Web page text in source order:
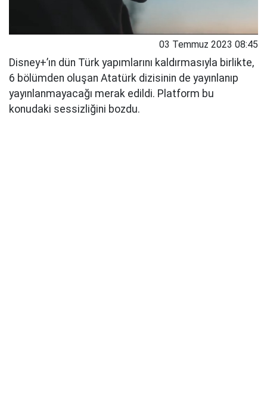
03 Temmuz 2023 08:45
Disney+’ın dün Türk yapımlarını kaldırmasıyla birlikte,
6 bölümden oluşan Atatürk dizisinin de yayınlanıp
yayınlanmayacağı merak edildi. Platform bu
konudaki sessizliğini bozdu.